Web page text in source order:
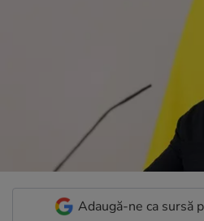
Adaugă-ne ca sursă